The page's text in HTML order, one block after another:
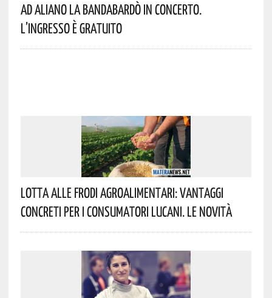
Ad Aliano La Bandabardò In Concerto.
L’ingresso È Gratuito
Lotta Alle Frodi Agroalimentari: Vantaggi
Concreti Per I Consumatori Lucani. Le Novità